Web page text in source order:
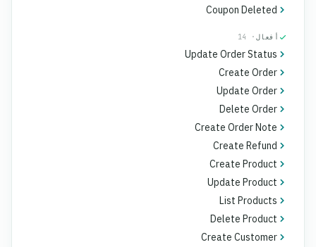
Coupon Deleted
أفعال · 14
Update Order Status
Create Order
Update Order
Delete Order
Create Order Note
Create Refund
Create Product
Update Product
List Products
Delete Product
Create Customer